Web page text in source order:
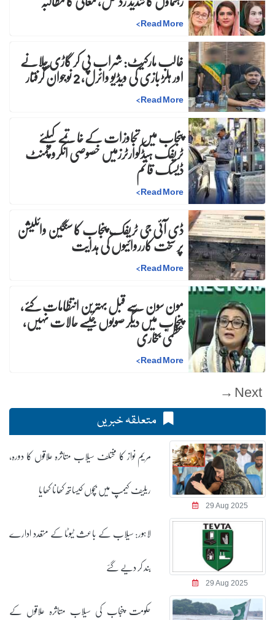
Read More
>
غالب مارکیٹ: شراب پی کر گاڑی چلانے
اور ہلڑ بازی کی ویڈیو وائرل، 2 نوجوان گرفتار
Read More
>
پنجاب میں تجاوزات کے خاتمے کیلئے
ٹریفک ہیڈکوارٹرزمیں خصوصی انکروچمنٹ
ڈیسک قائم
Read More
>
ڈی آئی جی ٹریفک پنجاب کا سنگین وائلیشن
پر سخت کارروائیوں کی ہدایت
Read More
>
مون سون سے قبل بہترین انتظامات کئے،
پنجاب میں دیگر صوبوں جیسے حالات نہیں،
عظمیٰ بخاری
Read More
>
Next →
متعلقہ خبریں
29 Aug 2025
مریم نواز کا مختلف سیلاب متاثرہ علاقوں کا دورہ،
ریلیف کیمپ میں بچوں کیساتھ کھانا کھایا
29 Aug 2025
لاہور: سیلاب کے باعث ٹیوٹا کے متعدد ادارے
بند کر دیے گئے
حکومت پنجاب کی سیلاب متاثرہ علاقوں کے